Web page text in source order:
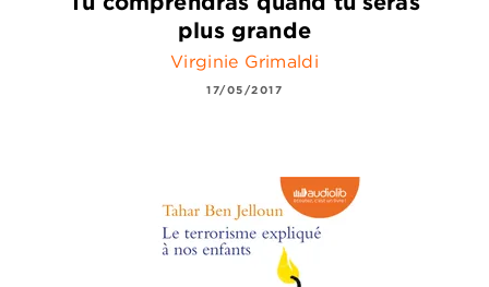
plus grande
Virginie Grimaldi
17/05/2017